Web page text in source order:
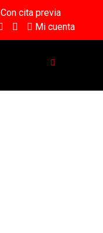
Con cita previa
Mi cuenta